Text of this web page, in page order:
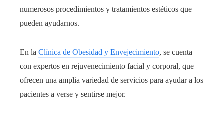
numerosos procedimientos y tratamientos estéticos que
pueden ayudarnos.
En la Clínica de Obesidad y Envejecimiento, se cuenta
con expertos en rejuvenecimiento facial y corporal, que
ofrecen una amplia variedad de servicios para ayudar a los
pacientes a verse y sentirse mejor.